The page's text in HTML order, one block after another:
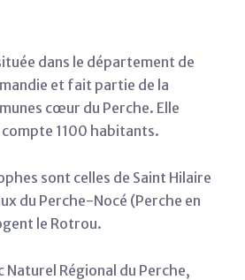
dans le département de
et fait partie de la
cœur du Perche. Elle
compte 1100 habitants.
sont celles de Saint Hilaire
du Perche-Nocé (Perche en
le Rotrou.
Naturel Régional du Perche,